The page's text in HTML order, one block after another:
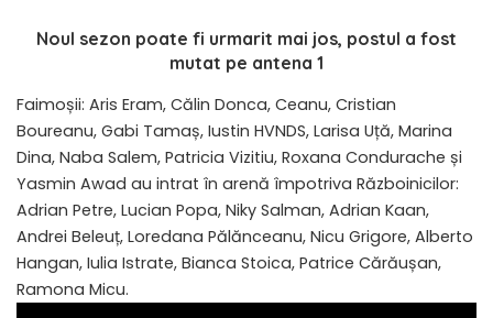
Noul sezon poate fi urmarit mai jos, postul a fost
mutat pe antena 1
Faimoșii: Aris Eram, Călin Donca, Ceanu, Cristian
Boureanu, Gabi Tamaș, Iustin HVNDS, Larisa Uță, Marina
Dina, Naba Salem, Patricia Vizitiu, Roxana Condurache și
Yasmin Awad au intrat în arenă împotriva Războinicilor:
Adrian Petre, Lucian Popa, Niky Salman, Adrian Kaan,
Andrei Beleuț, Loredana Pălănceanu, Nicu Grigore, Alberto
Hangan, Iulia Istrate, Bianca Stoica, Patrice Cărăușan,
Ramona Micu.